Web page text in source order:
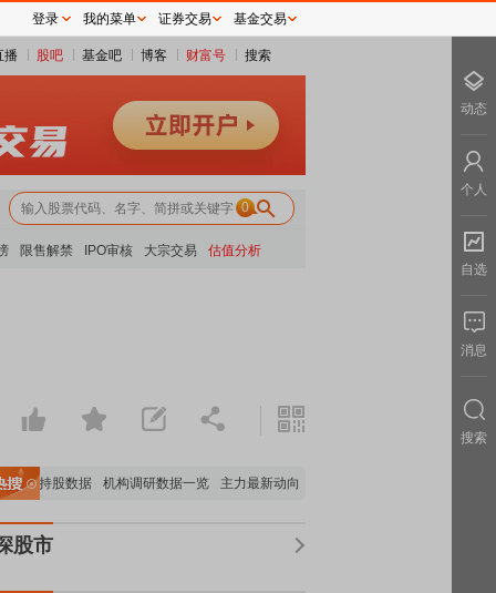
播 股吧 基金吧 博客 财富号 搜索
0
限售解禁 IPO审核 大宗交易 估值分析
持股数据 机构调研数据一览 主力最新动向 上市公司限售股解禁一览
股市
登录 我的菜单 证券交易 基金交易
动态
个人
自选
消息
搜索